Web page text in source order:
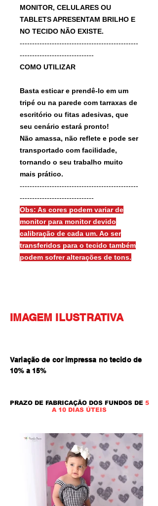
MONITOR, CELULARES OU
TABLETS APRESENTAM BRILHO E
NO TECIDO NÃO EXISTE.
------------------------------------------------
------------------------------
COMO UTILIZAR
Basta esticar e prendê-lo em um
tripé ou na parede com tarraxas de
escritório ou fitas adesivas, que
seu cenário estará pronto!
Não amassa, não reflete e pode ser
transportado com facilidade,
tornando o seu trabalho muito
mais prático.
------------------------------------------------
------------------------------
Obs: As cores podem variar de
monitor para monitor devido
calibração de cada um. Ao ser
transferidos para o tecido também
podem sofrer alterações de tons.
IMAGEM ILUSTRATIVA
Variação de cor impressa no tecido de
10% a 15%
PRAZO DE FABRICAÇÃO DOS FUNDOS DE 5
A 10 DIAS ÚTEIS